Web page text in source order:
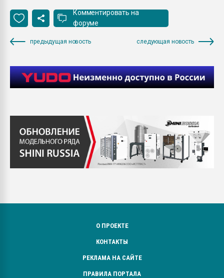
Комментировать на
форуме
предыдущая новость следующая новость
О ПРОЕКТЕ
КОНТАКТЫ
РЕКЛАМА НА САЙТЕ
ПРАВИЛА ПОРТАЛА